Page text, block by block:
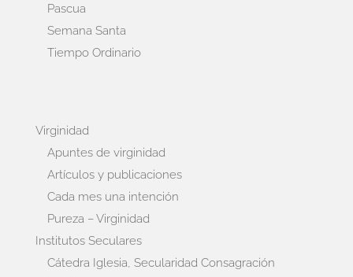
Pascua
Semana Santa
Tiempo Ordinario
Virginidad
Apuntes de virginidad
Artículos y publicaciones
Cada mes una intención
Pureza – Virginidad
Institutos Seculares
Cátedra Iglesia, Secularidad Consagración